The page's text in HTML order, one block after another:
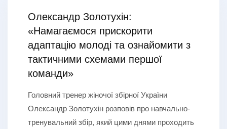
Олександр Золотухін:
«Намагаємося прискорити
адаптацію молоді та ознайомити з
тактичними схемами першої
команди»
Головний тренер жіночої збірної України
Олександр Золотухін розповів про навчально-
тренувальний збір, який цими днями проходить